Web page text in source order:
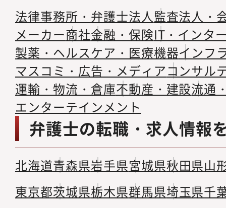
法律事務所・弁護士法人監査法人・
メーカー商社金融・保険IT・インタ
製薬・ヘルスケア・医療機器インフ
マスコミ・広告・メディアコンサル
運輸・物流・倉庫不動産・建設流通
エンターテインメント
弁護士の転職・求人情報
北海道青森県岩手県宮城県秋田県山
東京都茨城県栃木県群馬県埼玉県千